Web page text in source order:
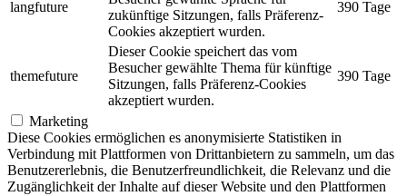
langfuture
zukünftige Sitzungen, falls Präferenz-
Cookies akzeptiert wurden.
390 Tage
themefuture
Dieser Cookie speichert das vom
Besucher gewählte Thema für künftige
Sitzungen, falls Präferenz-Cookies
akzeptiert wurden.
390 Tage
Marketing
Diese Cookies ermöglichen es anonymisierte Statistiken in
Verbindung mit Plattformen von Drittanbietern zu sammeln, um das
Benutzererlebnis, die Benutzerfreundlichkeit, die Relevanz und die
Zugänglichkeit der Inhalte auf dieser Website und den Plattformen